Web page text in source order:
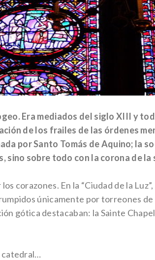
Era mediados del siglo XIII y
de los frailes de las órdenes
por Santo Tomás de Aquino; la
sino sobre todo con la corona de la
corazones. En la “Ciudad de la
únicamente por torreones
gótica destacaban: la Sainte
catedral…